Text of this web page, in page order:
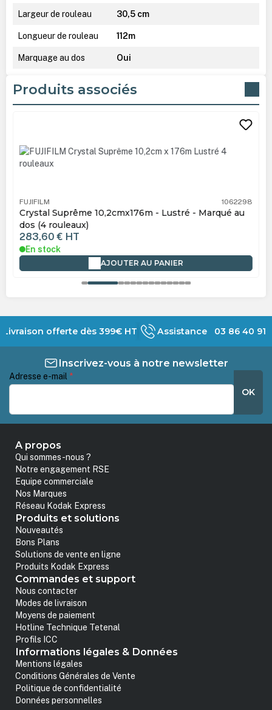
Largeur de rouleau 30,5 cm
Longueur de rouleau 112m
Marquage au dos Oui
Produits associés
FUJIFILM 1062298
Crystal Suprême 10,2cmx176m - Lustré - Marqué au
dos (4 rouleaux)
283,60 € HT
En stock
AJOUTER AU PANIER
Livraison offerte dès 399€ HT Assistance 03 86 40 91
Inscrivez-vous à notre newsletter
Adresse e-mail *
OK
A propos
Qui sommes-nous ?
Notre engagement RSE
Equipe commerciale
Nos Marques
Réseau Kodak Express
Produits et solutions
Nouveautés
Bons Plans
Solutions de vente en ligne
Produits Kodak Express
Commandes et support
Nous contacter
Modes de livraison
Moyens de paiement
Hotline Technique Tetenal
Profils ICC
Informations légales & Données
Mentions légales
Conditions Générales de Vente
Politique de confidentialité
Données personnelles